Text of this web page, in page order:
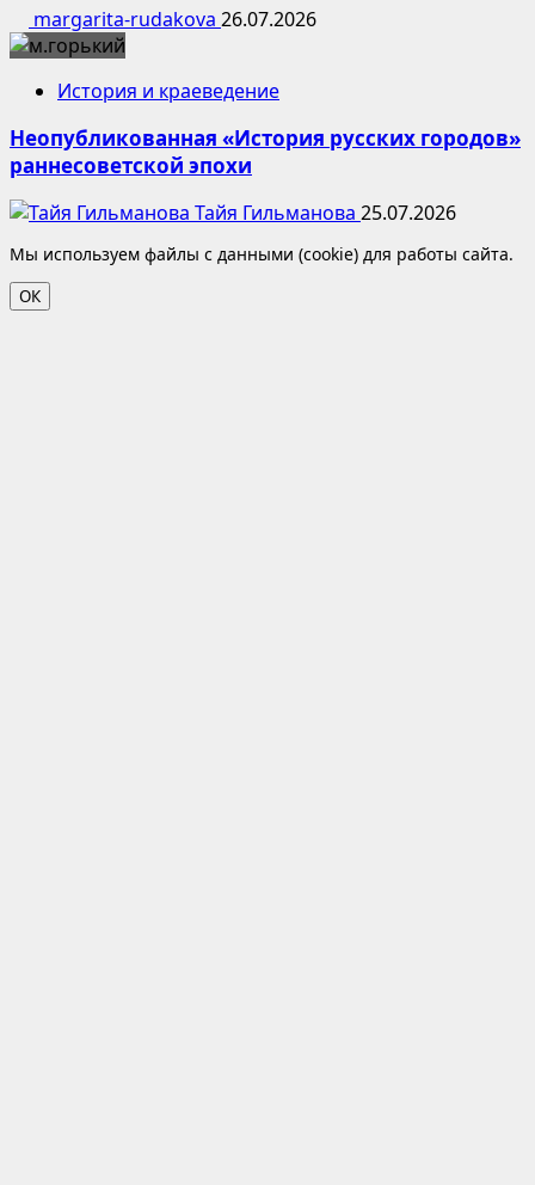
margarita-rudakova 26.07.2026
История и краеведение
Неопубликованная «История русских городов»
раннесоветской эпохи
Тайя Гильманова 25.07.2026
Мы используем файлы с данными (cookie) для работы сайта.
ОК